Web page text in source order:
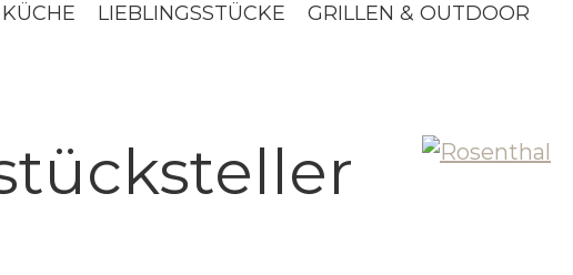
KÜCHE LIEBLINGSSTÜCKE GRILLEN & OUTDOOR